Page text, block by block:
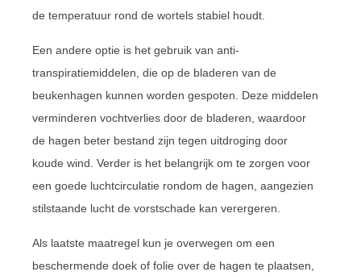
de temperatuur rond de wortels stabiel houdt.
Een andere optie is het gebruik van anti-
transpiratiemiddelen, die op de bladeren van de
beukenhagen kunnen worden gespoten. Deze middelen
verminderen vochtverlies door de bladeren, waardoor
de hagen beter bestand zijn tegen uitdroging door
koude wind. Verder is het belangrijk om te zorgen voor
een goede luchtcirculatie rondom de hagen, aangezien
stilstaande lucht de vorstschade kan verergeren.
Als laatste maatregel kun je overwegen om een
beschermende doek of folie over de hagen te plaatsen,